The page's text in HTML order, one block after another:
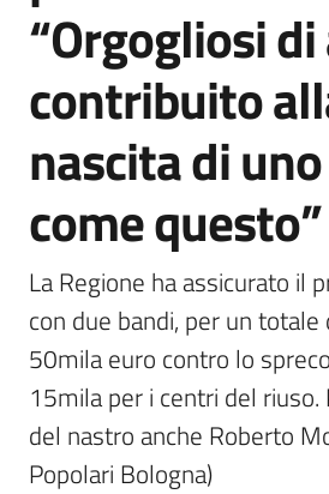
“Orgogliosi
contribuito
nascita di
come questo”
La Regione ha assicurato il
con due bandi, per un
50mila euro contro lo
15mila per i centri del
del nastro anche Roberto
Popolari Bologna)